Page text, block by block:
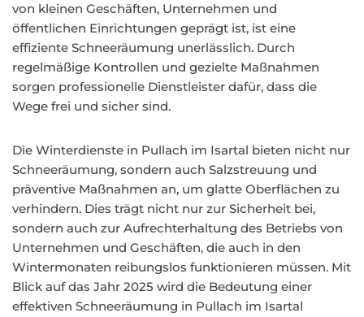
von kleinen Geschäften, Unternehmen und
öffentlichen Einrichtungen geprägt ist, ist eine
effiziente Schneeräumung unerlässlich. Durch
regelmäßige Kontrollen und gezielte Maßnahmen
sorgen professionelle Dienstleister dafür, dass die
Wege frei und sicher sind.
Die Winterdienste in Pullach im Isartal bieten nicht nur
Schneeräumung, sondern auch Salzstreuung und
präventive Maßnahmen an, um glatte Oberflächen zu
verhindern. Dies trägt nicht nur zur Sicherheit bei,
sondern auch zur Aufrechterhaltung des Betriebs von
Unternehmen und Geschäften, die auch in den
Wintermonaten reibungslos funktionieren müssen. Mit
Blick auf das Jahr 2025 wird die Bedeutung einer
effektiven Schneeräumung in Pullach im Isartal